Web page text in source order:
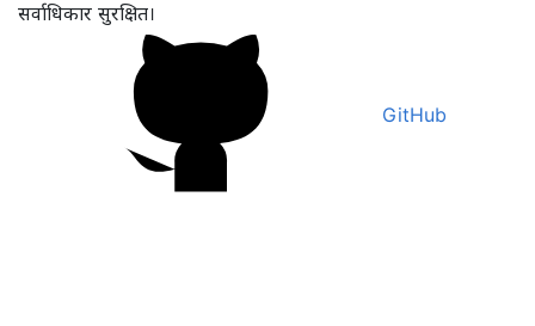
सर्वाधिकार सुरक्षित।
GitHub